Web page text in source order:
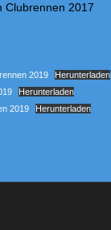
Clubrennen 2017
2019
Herunterladen
Herunterladen
2019
Herunterladen